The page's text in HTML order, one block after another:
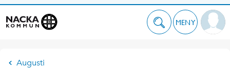
MENY
Augusti